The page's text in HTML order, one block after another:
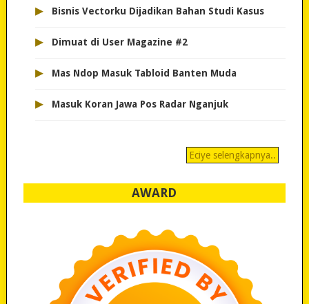
▸ Bisnis Vectorku Dijadikan Bahan Studi Kasus
▸ Dimuat di User Magazine #2
▸ Mas Ndop Masuk Tabloid Banten Muda
▸ Masuk Koran Jawa Pos Radar Nganjuk
Eciye selengkapnya..
AWARD